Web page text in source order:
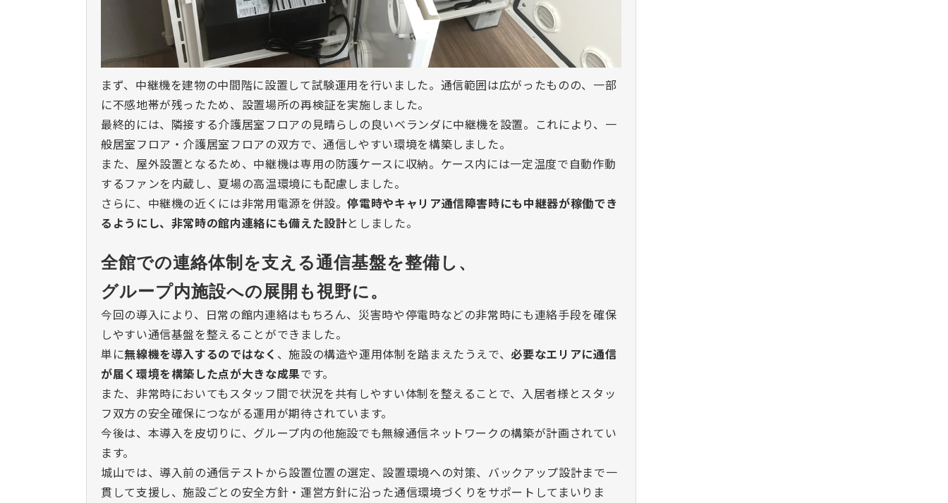
まず、 中継機を建物の中間階に設置して試験運用を行いました。通信範囲は広がったものの、一部
に不感地帯が残ったため、設置場所の再検証を実施しました。
最終的には、隣接する介護居室フロアの見晴らしの良いベランダに中継機を設置。これにより、一
般居室フロア・介護居室フロアの双方で、通信しやすい環境を構築しました。
また、屋外設置となるため、 中継機は専用の防護ケースに収納。ケース内には一定温度で自動作動
するファンを内蔵し、夏場の高温環境にも配慮しました。
さらに、 中継機の近くには非常用電源を併設。停電時やキャリア通信障害時にも中継器が稼働でき
るようにし、非常時の館内連絡にも備えた設計としました。
全館での連絡体制を支える通信基盤を整備し、
グループ内施設への展開も視野に。
今回の導入により、日常の館内連絡はもちろん、災害時や停電時などの非常時にも連絡手段を確保
しやすい通信基盤を整えることができました。
単に無線機を導入するのではなく 、施設の構造や運用体制を踏まえたうえで、 必要なエリアに通信
が届く環境を構築した点が大きな成果です。
また、非常時においてもスタッフ間で状況を共有しやすい体制を整えることで、入居者様とスタッ
フ双方の安全確保につながる運用が期待されています。
今後は、本導入を皮切りに、グループ内の他施設でも無線通信ネットワークの構築が計画されてい
ます。
城山では、導入前の通信テストから設置位置の選定、設置環境への対策、バックアップ設計まで一
貫して支援し、施設ごとの安全方針・運営方針に沿った通信環境づくりをサポートしてまいりま